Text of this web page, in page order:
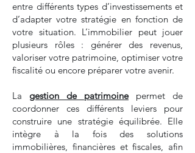
entre différents types d’investissements et
d’adapter votre stratégie en fonction de
votre situation. L’immobilier peut jouer
plusieurs rôles : générer des revenus,
valoriser votre patrimoine, optimiser votre
fiscalité ou encore préparer votre avenir.
La gestion de patrimoinepermet de
coordonner ces différents leviers pour
construire une stratégie équilibrée. Elle
intègre à la fois des solutions
immobilières, financières et fiscales, afin